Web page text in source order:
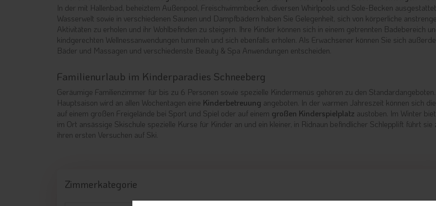
In der mit Hallenbad, beheiztem Außenpool, Freischwimmbecken, diversen Whirlpools und Sole-Becken
Wasserwelt sowie in verschiedenen Saunen und Dampfbädern haben Sie Gelegenheit, sich von körperliche
Aktivitäten zu erholen und ihr Wohlbefinden zu steigern. Ihre Kinder können sich in einem getrennten Badebereich
kindgerechten Wellnessanwendungen tummeln und sich ebenfalls erholen. Als Erwachsener können Sie sich
Bäder und Massagen und verschiedenste Beauty & Spa Anwendungen entscheiden.
Familienurlaub im Kinderparadies Schneeberg
Geräumige Familienzimmer für bis zu 6 Personen sowie spezielle Kindermenüs gehören zu den
Hauptsaison wird an allen Wochentagen eine Kinderbetreuung angeboten. In der warmen Jahreszeit können sich
auf einem großen Freigelände bei Sport und Spiel oder auf einem großen Kinderspielplatz austoben. Im Winter
im Ort ansässige Skischule spezielle Kurse für Kinder an und ein kleiner, in Ridnaun befindlicher Schlepplift führt sie
ihren ersten Versuchen auf Ski.
Zimmerkategorie